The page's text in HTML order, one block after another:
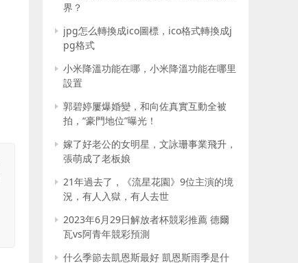
界？
jpg怎么轉換成ico圖標，ico格式轉換成j
pg格式
小米降溫功能在哪，小米降溫功能在哪里
設置
郭碧婷屢爆婚變，和向佐真實互動全被
拍，“豪門地位”曝光！
嫁了好老公的女明星，文詠珊事業飛升，
張萌成了老板娘
21年過去了，《流星花園》9位主演的境
況，有人入獄，有人去世
2023年6月29日解放者杯競彩推薦 德爾
瓦vs阿青年競彩預測
什么季節去凱恩斯最好 凱恩斯雨季是什